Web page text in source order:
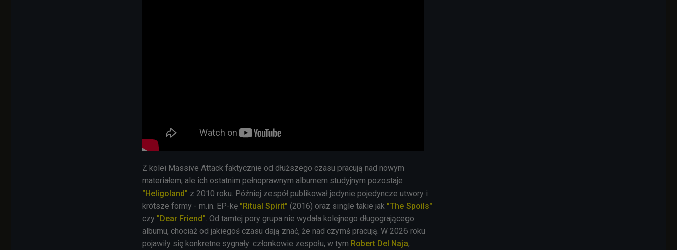
Z kolei Massive Attack faktycznie od dłuższego czasu pracują nad nowym
materiałem, ale ich ostatnim pełnoprawnym albumem studyjnym pozostaje
"Heligoland" z 2010 roku. Później zespół publikował jedynie pojedyncze utwory i
krótsze formy - m.in. EP-kę "Ritual Spirit" (2016) oraz single takie jak "The Spoils"
czy "Dear Friend". Od tamtej pory grupa nie wydała kolejnego długogrającego
albumu, chociaż od jakiegoś czasu dają znać, że nad czymś pracują. W 2026 roku
pojawiły się konkretne sygnały: członkowie zespołu, w tym Robert Del Naja,